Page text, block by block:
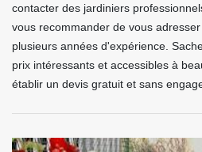
contacter des jardiniers
vous recommander de vous
plusieurs années d'expérience.
prix intéressants et accessibles à
établir un devis gratuit et sans